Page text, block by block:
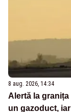
8 aug. 2026, 14:34
Alertă la
un gazoduct,